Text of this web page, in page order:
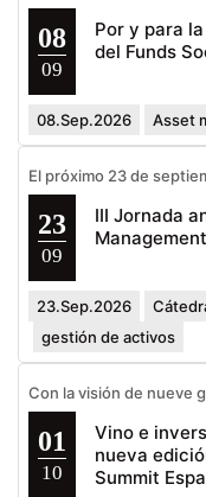
08
09
Por y para
del Funds
08.Sep.2026 Asset
El próximo 23 de
23
09
III Jornada
Management
23.Sep.2026
gestión de activos
Con la visión de nueve
01
10
Vino e
nueva
Summit